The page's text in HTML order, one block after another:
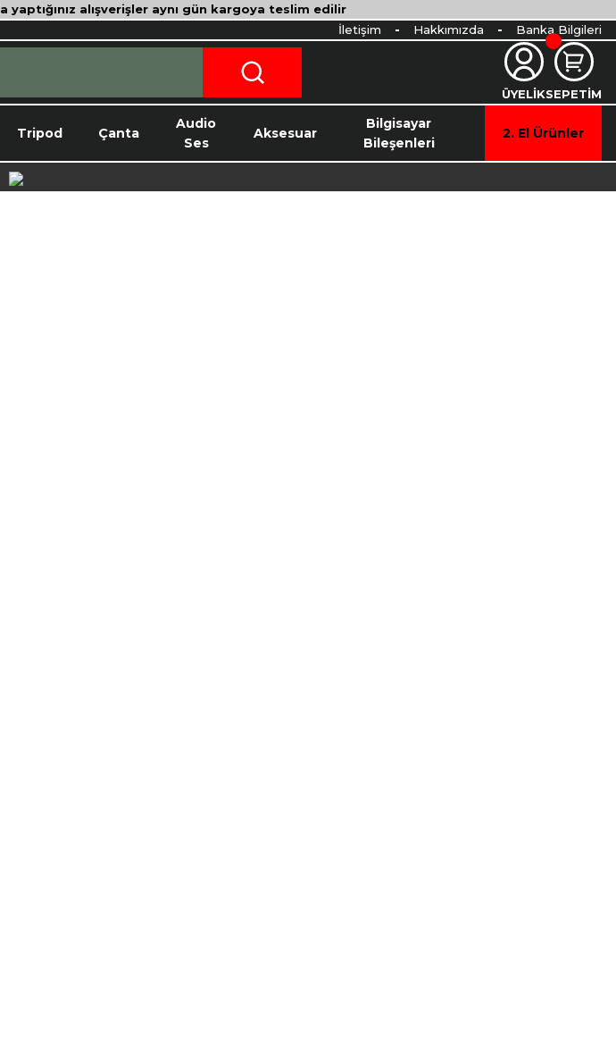
alışverişler aynı gün kargoya teslim edilir
İletişim Hakkımızda Banka Bilgileri
ÜYELİKSEPETİM
Tripod Çanta
Audio
Ses
Aksesuar
Bilgisayar
Bileşenleri
2. El Ürünler